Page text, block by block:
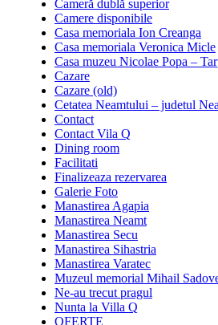
Cameră dublă superior
Camere disponibile
Casa memoriala Ion Creanga
Casa memoriala Veronica Micle
Casa muzeu Nicolae Popa –
Cazare
Cazare (old)
Cetatea Neamtului – judetul
Contact
Contact Vila Q
Dining room
Facilitati
Finalizeaza rezervarea
Galerie Foto
Manastirea Agapia
Manastirea Neamt
Manastirea Secu
Manastirea Sihastria
Manastirea Varatec
Muzeul memorial Mihail
Ne-au trecut pragul
Nunta la Villa Q
OFERTE